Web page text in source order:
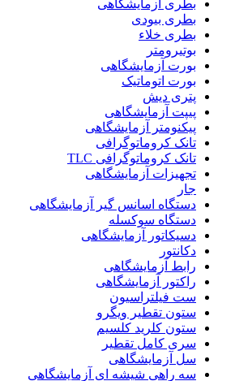
بطری آزمایشگاهی
بطری بیودی
بطری خلاء
بوتیرومتر
بورت آزمایشگاهی
بورت اتوماتیک
پتری دیش
پیپت آزمایشگاهی
پیکنومتر آزمایشگاهی
تانک کروماتوگرافی
تانک کروماتوگرافی TLC
تجهیزات آزمایشگاهی
جار
دستگاه اسانس گیر آزمایشگاهی
دستگاه سوکسله
دسیکاتور آزمایشگاهی
دکانتور
رابط آزمایشگاهی
راکتور آزمایشگاهی
ست فیلتراسیون
ستون تقطیر ویگرو
ستون کلرید کلسیم
سری کامل تقطیر
سل آزمایشگاهی
سه راهی شیشه ای آزمایشگاهی